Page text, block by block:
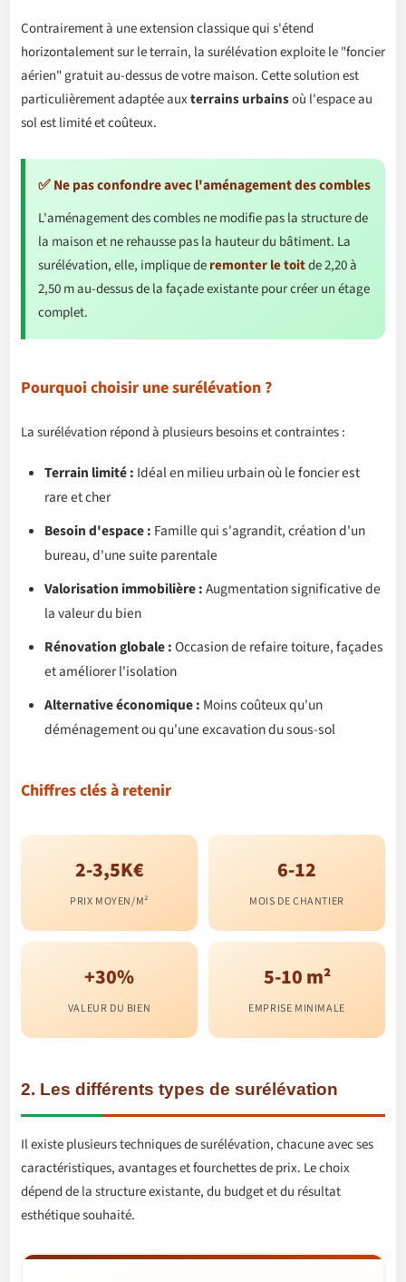
Contrairement à une extension classique qui s'étend
horizontalement sur le terrain, la surélévation exploite le "foncier
aérien" gratuit au-dessus de votre maison. Cette solution est
particulièrement adaptée auxterrains urbainsoù l'espace au
sol est limité et coûteux.
✅ Ne pas confondre avec l'aménagement des combles
L'aménagement des combles ne modifie pas la structure de
la maison et ne rehausse pas la hauteur du bâtiment. La
surélévation, elle, implique deremonter le toitde 2,20 à
2,50 m au-dessus de la façade existante pour créer un étage
complet.
Pourquoi choisir une surélévation ?
La surélévation répond à plusieurs besoins et contraintes :
Terrain limité : Idéal en milieu urbain où le foncier est
rare et cher
Besoin d'espace : Famille qui s'agrandit, création d'un
bureau, d'une suite parentale
Valorisation immobilière :Augmentation significative de
la valeur du bien
Rénovation globale :Occasion de refaire toiture, façades
et améliorer l'isolation
Alternative économique : Moins coûteux qu'un
déménagement ou qu'une excavation du sous-sol
Chiffres clés à retenir
2-3,5K€
PRIX MOYEN/M²
6-12
MOIS DE CHANTIER
+30%
VALEUR DU BIEN
5-10 m²
EMPRISE MINIMALE
2. Les différents types de surélévation
Il existe plusieurs techniques de surélévation, chacune avec ses
caractéristiques, avantages et fourchettes de prix. Le choix
dépend de la structure existante, du budget et du résultat
esthétique souhaité.